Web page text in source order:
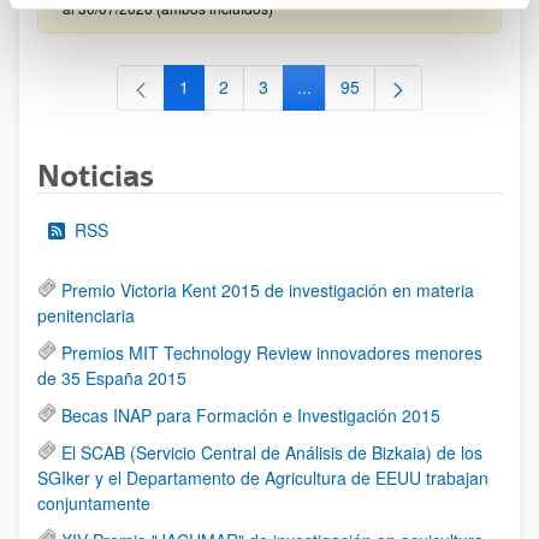
al 30/07/2026 (ambos incluídos)
Página
1 Página
2 Página
3 ...Páginas intermedias Use TAB
Página
95
Noticias
RSS
Premio Victoria Kent 2015 de investigación en materia
penitenciaria
Premios MIT Technology Review innovadores menores
de 35 España 2015
Becas INAP para Formación e Investigación 2015
El SCAB (Servicio Central de Análisis de Bizkaia) de los
SGIker y el Departamento de Agricultura de EEUU trabajan
conjuntamente